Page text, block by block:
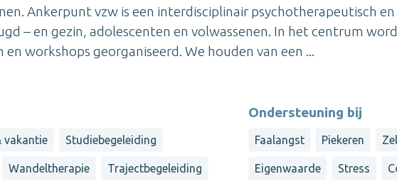
Ankerpunt vzw is een interdisciplinair psychotherapeutisch en
– en gezin, adolescenten en volwassenen. In het centrum
workshops georganiseerd. We houden van een ...
vakantie Studiebegeleiding
Wandeltherapie Trajectbegeleiding
Ondersteuning bij
Faalangst Piekeren
Eigenwaarde Stress